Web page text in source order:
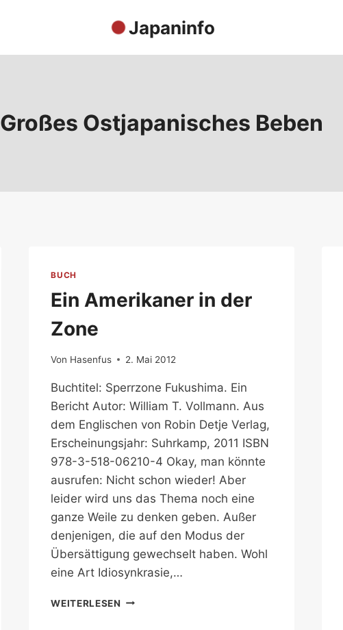
Japaninfo
Großes Ostjapanisches Beben
BUCH
Ein Amerikaner in der
Zone
Von Hasenfus 2. Mai 2012
Buchtitel: Sperrzone Fukushima. Ein
Bericht Autor: William T. Vollmann. Aus
dem Englischen von Robin Detje Verlag,
Erscheinungsjahr: Suhrkamp, 2011 ISBN
978-3-518-06210-4 Okay, man könnte
ausrufen: Nicht schon wieder! Aber
leider wird uns das Thema noch eine
ganze Weile zu denken geben. Außer
denjenigen, die auf den Modus der
Übersättigung gewechselt haben. Wohl
eine Art Idiosynkrasie,…
WEITERLESEN EIN